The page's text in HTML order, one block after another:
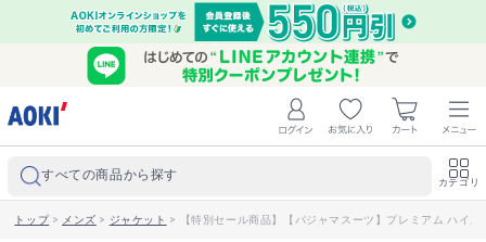
すべての商品から探す カテゴリ
トップ> メンズ > ジャケット > 【特別セール商品】【パジャマスーツ】プレミアム ハイ